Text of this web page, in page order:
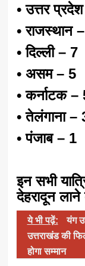
• उत्तर
• राजस्थान
• दिल्ली – 7
• असम – 5
• कर्नाटक –
• तेलंगाना –
• पंजाब – 1
इन सभी
देहरादून लाने
ये भी पढ़ें:
यंग
उत्तराखंड की
होगा सम्मान